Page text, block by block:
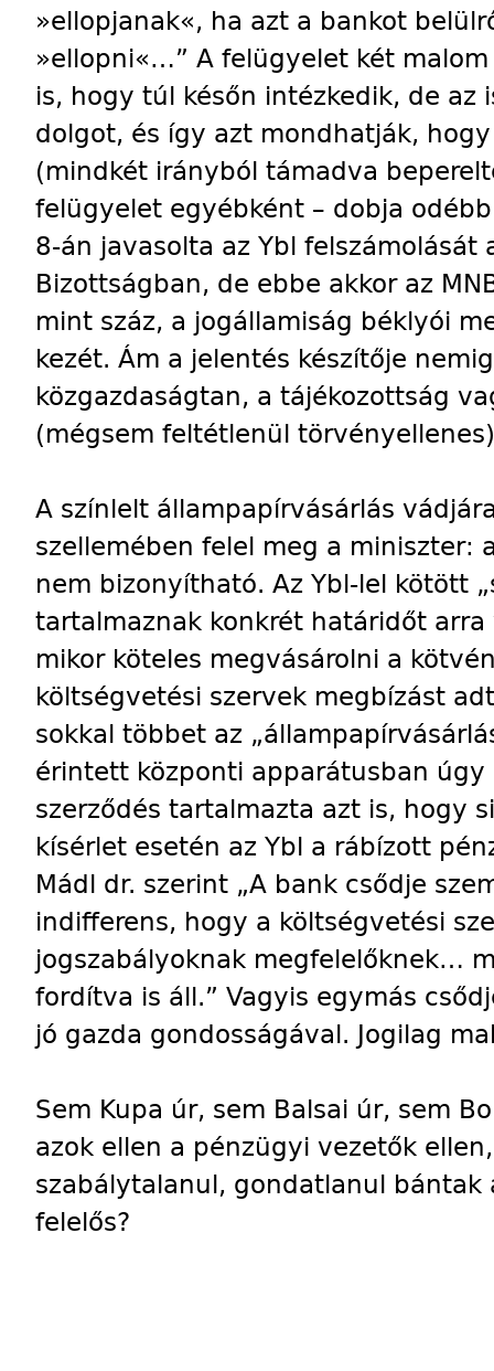
»ellopjanak«, ha azt a bankot
»ellopni«…” A felügyelet két
is, hogy túl későn intézkedik, de az
dolgot, és így azt mondhatják,
(mindkét irányból támadva
felügyelet egyébként – dobja
8-án javasolta az Ybl felszámolását
Bizottságban, de ebbe akkor az
mint száz, a jogállamiság béklyói
kezét. Ám a jelentés készítője
közgazdaságtan, a tájékozottság
(mégsem feltétlenül
A színlelt állampapírvásárlás
szellemében felel meg a miniszter:
nem bizonyítható. Az Ybl-lel kötött
tartalmaznak konkrét határidőt
mikor köteles megvásárolni a
költségvetési szervek megbízást
sokkal többet az
érintett központi apparátusban
szerződés tartalmazta azt is, hogy
kísérlet esetén az Ybl a rábízott
Mádl dr. szerint „A bank csődje
indifferens, hogy a költségvetési
jogszabályoknak megfelelőknek…
fordítva is áll.” Vagyis egymás
jó gazda gondosságával. Jogilag
Sem Kupa úr, sem Balsai úr, sem
azok ellen a pénzügyi vezetők
szabálytalanul, gondatlanul bántak
felelős?